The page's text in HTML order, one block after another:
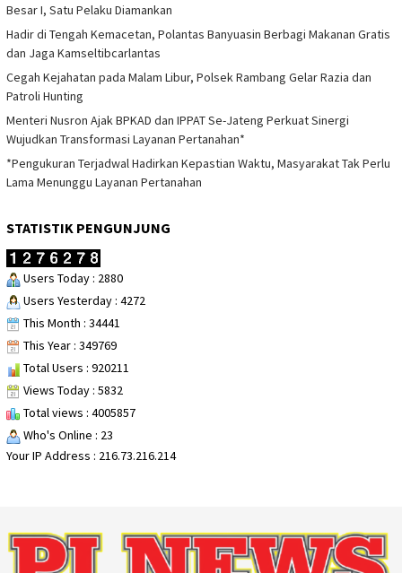
Besar I, Satu Pelaku Diamankan
Hadir di Tengah Kemacetan, Polantas Banyuasin Berbagi Makanan Gratis
dan Jaga Kamseltibcarlantas
Cegah Kejahatan pada Malam Libur, Polsek Rambang Gelar Razia dan
Patroli Hunting
Menteri Nusron Ajak BPKAD dan IPPAT Se-Jateng Perkuat Sinergi
Wujudkan Transformasi Layanan Pertanahan*
*Pengukuran Terjadwal Hadirkan Kepastian Waktu, Masyarakat Tak Perlu
Lama Menunggu Layanan Pertanahan
STATISTIK PENGUNJUNG
Users Today : 2880
Users Yesterday : 4272
This Month : 34441
This Year : 349769
Total Users : 920211
Views Today : 5832
Total views : 4005857
Who's Online : 23
Your IP Address : 216.73.216.214